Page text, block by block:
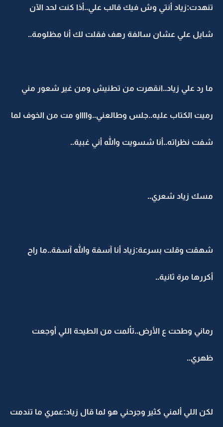
تنهدت:زياد أنتي وش فيك قالب علي..أذا كنت لحد الآن
شايل علي عشان سالفة رهف فقلت لك أنا مظلومة..
ما رد علي زياد..انقهرت من تطنيش ومن غير شعور مني
رميت الكتاب عليه..جلس وطالعني..وااااو مت من الخوف لما
شفت نظراته..أنا شسويت والله أني غبية..
مسك زياد شعري..
شهقت وقلت بسرعة:زياد أنا آسفة والله آسفة..ما راح
أكررها مرة ثانية..
رماني وطحت ع الأرض..تألمت من الطيحة اللي أوجعت
ظهري..
لكن اللي ألمني كثير وجرحني هو لما قال زياد:عمري ما تندمت